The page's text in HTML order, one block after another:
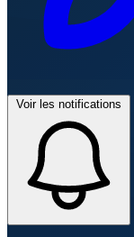
Voir les notifications